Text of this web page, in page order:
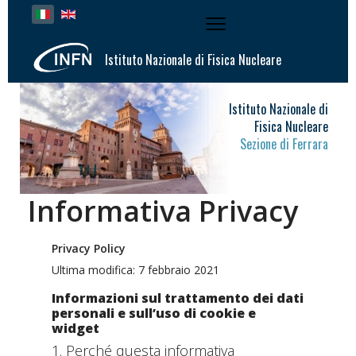
Seleziona la tua lingua
Istituto Nazionale di Fisica Nucleare
Istituto Nazionale di
Fisica Nucleare
Sezione di Ferrara
Informativa Privacy
Privacy Policy
Ultima modifica: 7 febbraio 2021
Informazioni sul trattamento dei dati
personali e sull’uso di cookie e
widget
1. Perché questa informativa